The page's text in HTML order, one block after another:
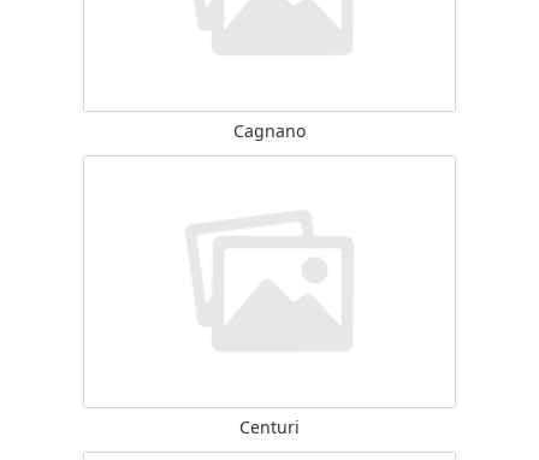
Cagnano
Centuri